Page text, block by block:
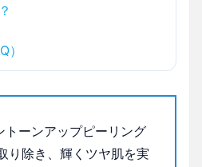
）
トーンアップピーリング
り除き、輝くツヤ肌を実